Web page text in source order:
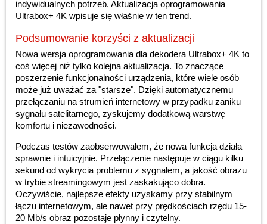
indywidualnych potrzeb. Aktualizacja oprogramowania
Ultrabox+ 4K wpisuje się właśnie w ten trend.
Podsumowanie korzyści z aktualizacji
Nowa wersja oprogramowania dla dekodera Ultrabox+ 4K to
coś więcej niż tylko kolejna aktualizacja. To znaczące
poszerzenie funkcjonalności urządzenia, które wiele osób
może już uważać za "starsze". Dzięki automatycznemu
przełączaniu na strumień internetowy w przypadku zaniku
sygnału satelitarnego, zyskujemy dodatkową warstwę
komfortu i niezawodności.
Podczas testów zaobserwowałem, że nowa funkcja działa
sprawnie i intuicyjnie. Przełączenie następuje w ciągu kilku
sekund od wykrycia problemu z sygnałem, a jakość obrazu
w trybie streamingowym jest zaskakująco dobra.
Oczywiście, najlepsze efekty uzyskamy przy stabilnym
łączu internetowym, ale nawet przy prędkościach rzędu 15-
20 Mb/s obraz pozostaje płynny i czytelny.